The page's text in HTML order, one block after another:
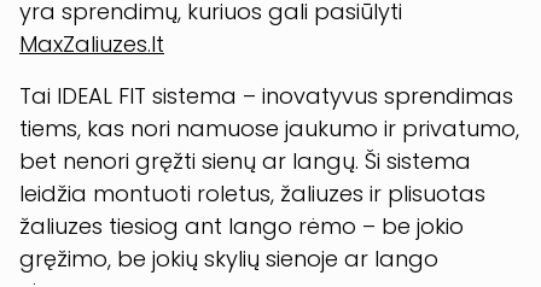
yra sprendimų, kuriuos gali pasiūlyti
MaxZaliuzes.lt
Tai IDEAL FIT sistema – inovatyvus sprendimas
tiems, kas nori namuose jaukumo ir privatumo,
bet nenori gręžti sienų ar langų. Ši sistema
leidžia montuoti roletus, žaliuzes ir plisuotas
žaliuzes tiesiog ant lango rėmo – be jokio
gręžimo, be jokių skylių sienoje ar lango